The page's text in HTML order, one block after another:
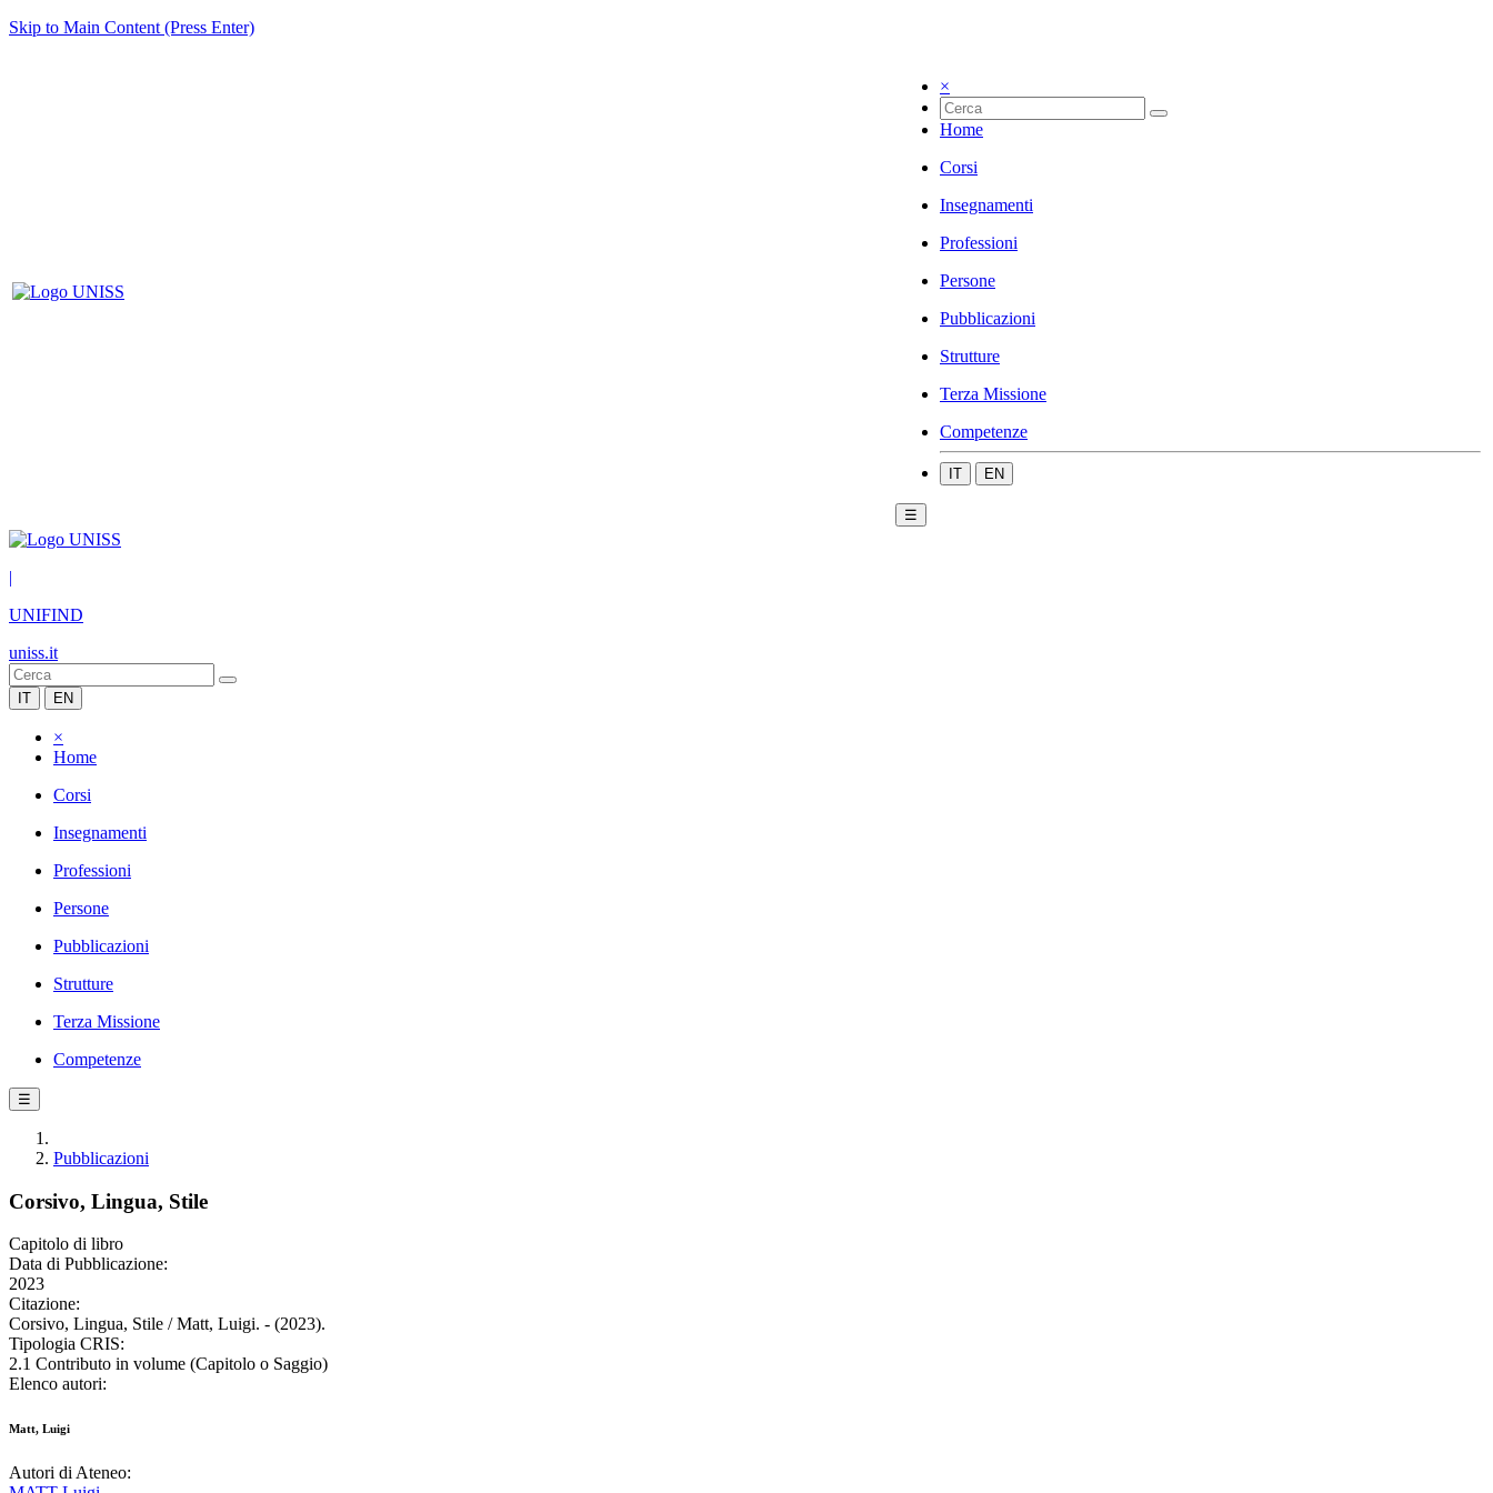
Skip to Main Content (Press Enter)
×
Home
Corsi
Insegnamenti
Professioni
Persone
Pubblicazioni
Strutture
Terza Missione
Competenze
IT EN
☰
|
UNIFIND
uniss.it
IT EN
×
Home
Corsi
Insegnamenti
Professioni
Persone
Pubblicazioni
Strutture
Terza Missione
Competenze
☰
Pubblicazioni
Corsivo, Lingua, Stile
Capitolo di libro
Data di Pubblicazione:
2023
Citazione:
Corsivo, Lingua, Stile / Matt, Luigi. - (2023).
Tipologia CRIS:
2.1 Contributo in volume (Capitolo o Saggio)
Elenco autori:
Matt, Luigi
Autori di Ateneo: